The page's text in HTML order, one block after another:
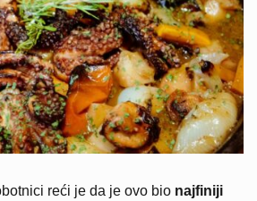
reći je da je ovo bio najfiniji